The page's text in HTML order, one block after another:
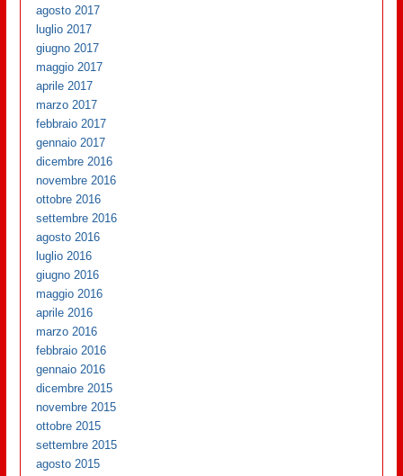
agosto 2017
luglio 2017
giugno 2017
maggio 2017
aprile 2017
marzo 2017
febbraio 2017
gennaio 2017
dicembre 2016
novembre 2016
ottobre 2016
settembre 2016
agosto 2016
luglio 2016
giugno 2016
maggio 2016
aprile 2016
marzo 2016
febbraio 2016
gennaio 2016
dicembre 2015
novembre 2015
ottobre 2015
settembre 2015
agosto 2015